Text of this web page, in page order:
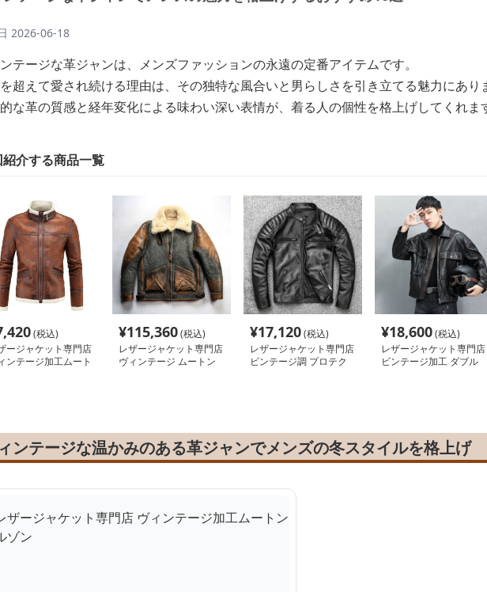
2026-06-18
テージな革ジャンは、メンズファッションの永遠の定番アイテムです。
超えて愛され続ける理由は、その独特な風合いと男らしさを引き立てる魅力にあり
な革の質感と経年変化による味わい深い表情が、着る人の個性を格上げしてくれま
介する商品一覧
(税込)
ージャケット専門店
ンテージ加工ムート
¥115,360(税込)
レザージャケット専門店
ヴィンテージ ムートン
¥17,120(税込)
レザージャケット専門店
ビンテージ調 プロテク
¥18,600(税込)
レザージャケット専門店
ビンテージ加工 ダブル
ンテージな温かみのある革ジャンでメンズの冬スタイルを格上げ